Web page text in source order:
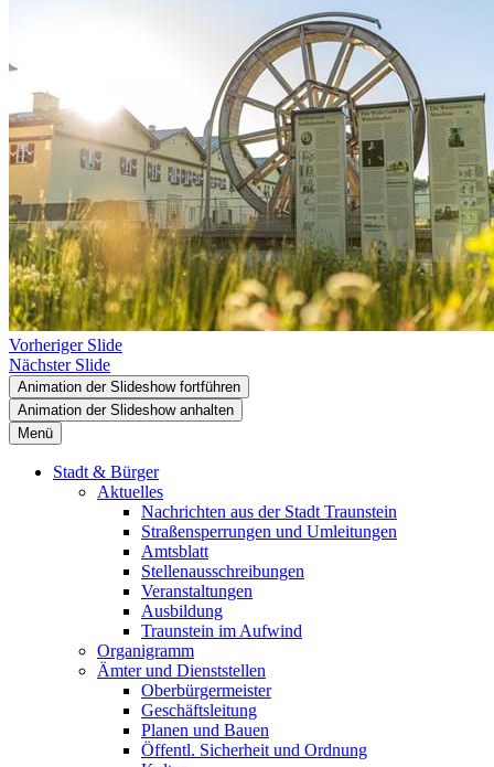
Vorheriger Slide
Nächster Slide
Animation der Slideshow fortführen
Animation der Slideshow anhalten
Menü
Stadt & Bürger
Aktuelles
Nachrichten aus der Stadt Traunstein
Straßensperrungen und Umleitungen
Amtsblatt
Stellenausschreibungen
Veranstaltungen
Ausbildung
Traunstein im Aufwind
Organigramm
Ämter und Dienststellen
Oberbürgermeister
Geschäftsleitung
Planen und Bauen
Öffentl. Sicherheit und Ordnung